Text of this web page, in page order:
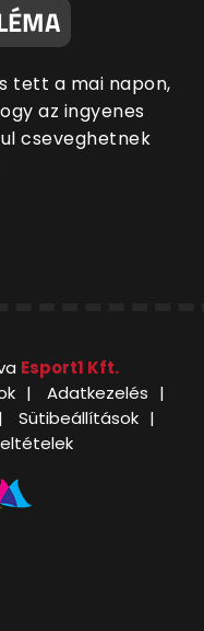
tett a mai napon,
az ingyenes
cseveghetnek
Esport1 Kft.
Adatkezelés
Sütibeállítások